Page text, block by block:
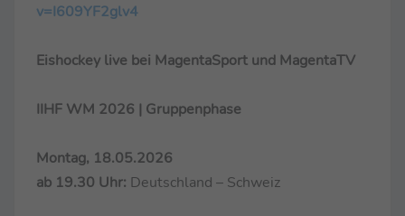
v=I609YF2glv4
Eishockey live bei MagentaSport und MagentaTV
IIHF WM 2026 | Gruppenphase
Montag, 18.05.2026
ab 19.30 Uhr: Deutschland – Schweiz